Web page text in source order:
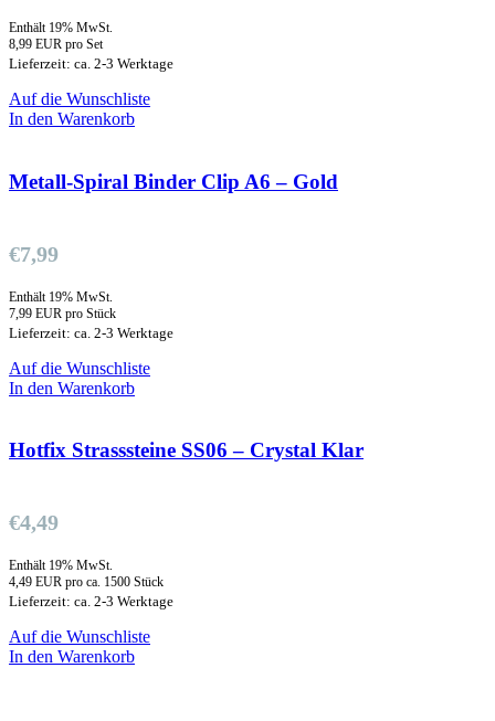
Enthält 19% MwSt.
8,99 EUR pro Set
Lieferzeit: ca. 2-3 Werktage
Auf die Wunschliste
In den Warenkorb
Metall-Spiral Binder Clip A6 – Gold
€7,99
Enthält 19% MwSt.
7,99 EUR pro Stück
Lieferzeit: ca. 2-3 Werktage
Auf die Wunschliste
In den Warenkorb
Hotfix Strasssteine SS06 – Crystal Klar
€4,49
Enthält 19% MwSt.
4,49 EUR pro ca. 1500 Stück
Lieferzeit: ca. 2-3 Werktage
Auf die Wunschliste
In den Warenkorb